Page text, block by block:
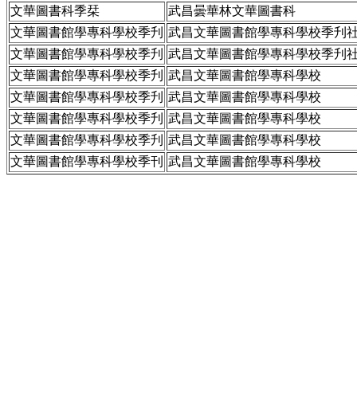
文華圖書科季栞
武昌曇華林文華圖書科
文華圖書館學專科學校季刋 武昌文華圖書館學專科學校季刋
文華圖書館學專科學校季刋 武昌文華圖書館學專科學校季刋
文華圖書館學專科學校季刋 武昌文華圖書館學專科學校
文華圖書館學專科學校季刋 武昌文華圖書館學專科學校
文華圖書館學專科學校季刋 武昌文華圖書館學專科學校
文華圖書館學專科學校季刋 武昌文華圖書館學專科學校
文華圖書館學專科學校季刊 武昌文華圖書館學專科學校